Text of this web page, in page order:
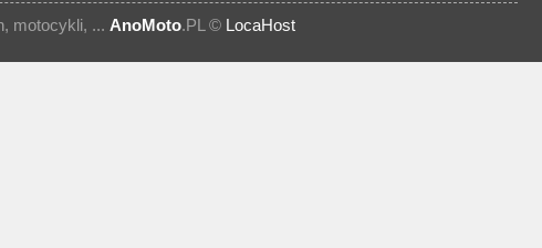
motocykli, ... AnoMoto.PL © LocaHost